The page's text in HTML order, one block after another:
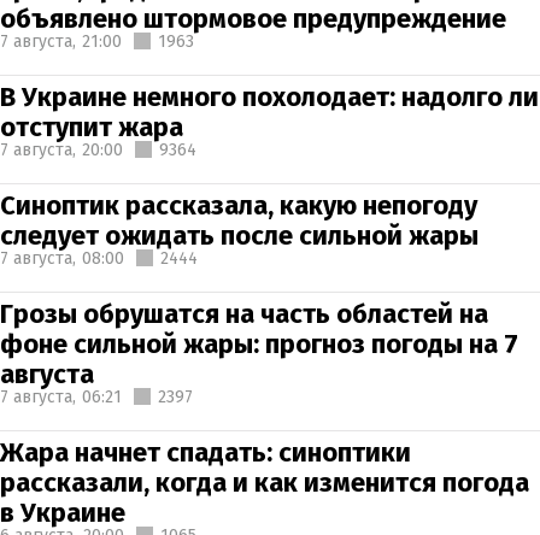
объявлено штормовое предупреждение
7 августа, 21:00 1963
В Украине немного похолодает: надолго ли
отступит жара
7 августа, 20:00 9364
Синоптик рассказала, какую непогоду
следует ожидать после сильной жары
7 августа, 08:00 2444
Грозы обрушатся на часть областей на
фоне сильной жары: прогноз погоды на 7
августа
7 августа, 06:21 2397
Жара начнет спадать: синоптики
рассказали, когда и как изменится погода
в Украине